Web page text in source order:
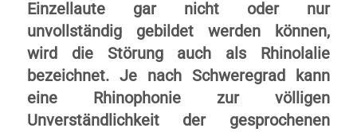
Einzellaute gar nicht oder nur
unvollständig gebildet werden können,
wird die Störung auch als Rhinolalie
bezeichnet. Je nach Schweregrad kann
eine Rhinophonie zur völligen
Unverständlichkeit der gesprochenen